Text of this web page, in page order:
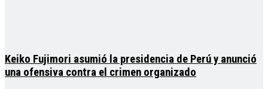
Keiko Fujimori asumió la presidencia de Perú y anunció
una ofensiva contra el crimen organizado